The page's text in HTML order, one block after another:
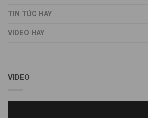
TIN TỨC HAY
VIDEO HAY
VIDEO